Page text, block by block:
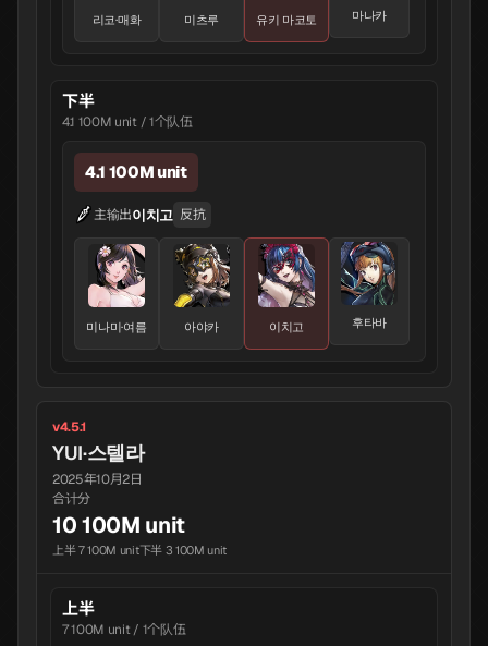
리코·매화 미츠루 유키 마코토 마나카
下半
4.1 100M unit / 1个队伍
4.1 100M unit
主输出이치고 反抗
미나미·여름 아야카 이치고 후타바
v4.5.1
YUI·스텔라
2025年10月2日
合计分
10 100M unit
上半 7 100M unit下半 3 100M unit
上半
7 100M unit / 1个队伍